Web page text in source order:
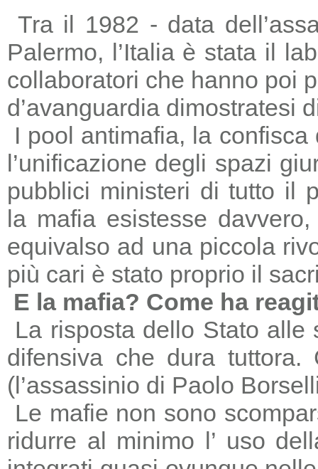
Tra il 1982 - data
Palermo, l’Italia è stata il
collaboratori che hanno poi
d’avanguardia dimostratesi
I pool antimafia, la
l’unificazione degli spazi
pubblici ministeri di tutto il
la mafia esistesse
equivalso ad una piccola
più cari è stato proprio il
E la mafia? Come ha
La risposta dello Stato alle
difensiva che dura
(l’assassinio di Paolo
Le mafie non sono
ridurre al minimo l’ uso